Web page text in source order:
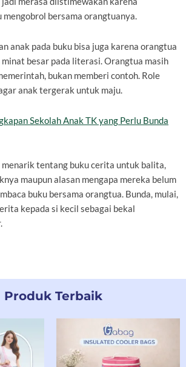
bersama orangtuanya.
anak pada buku bisa juga karena orangtua
besar pada literasi. Orangtua masih
bukan memberi contoh. Role
anak tergerak untuk maju.
Sekolah Anak TK yang Perlu Bunda
tentang buku cerita untuk balita,
maupun alasan mengapa mereka belum
buku bersama orangtua. Bunda, mulai,
kepada si kecil sebagai bekal
Produk Terbaik